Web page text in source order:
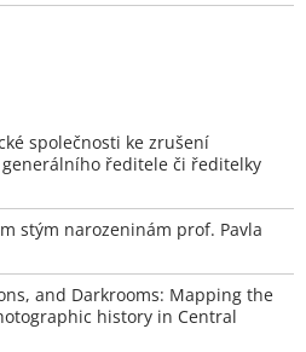
společnosti ke zrušení
ředitele či ředitelky
stým narozeninám prof. Pavla
and Darkrooms: Mapping the
history in Central